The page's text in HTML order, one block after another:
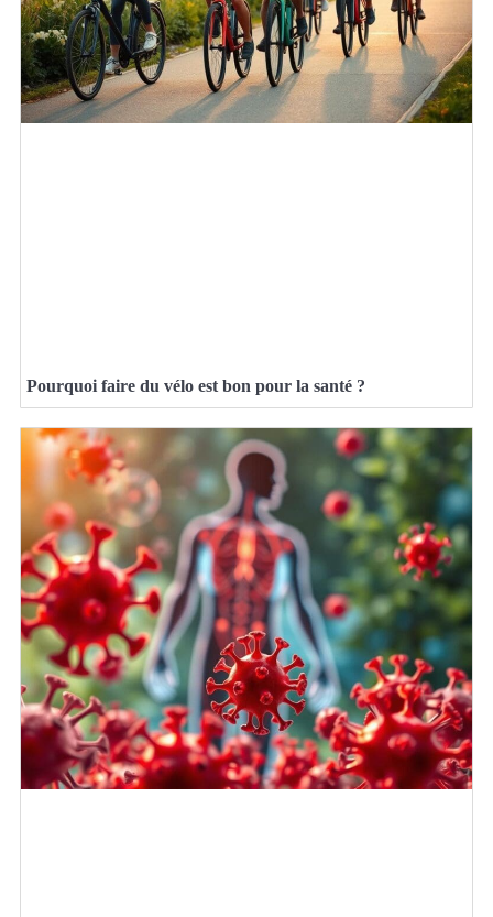
Pourquoi faire du vélo est bon pour la santé ?